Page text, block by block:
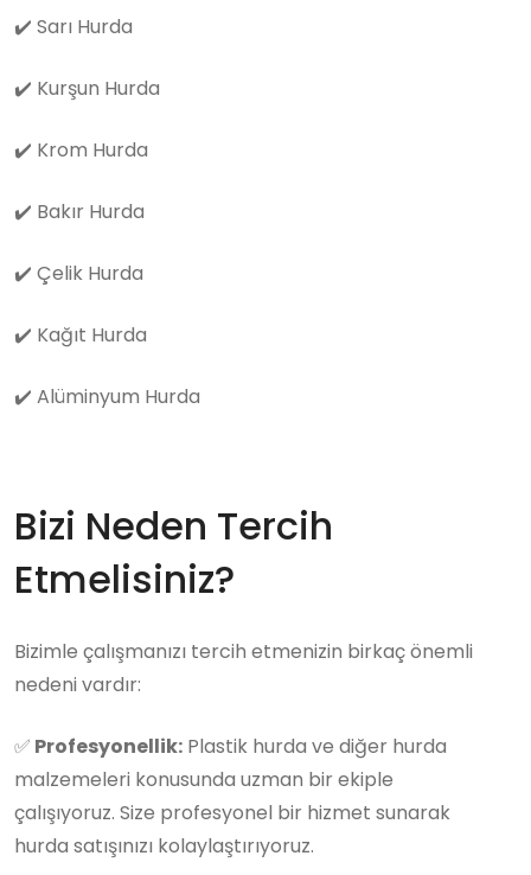
✔️ Sarı Hurda
✔️ Kurşun Hurda
✔️ Krom Hurda
✔️ Bakır Hurda
✔️ Çelik Hurda
✔️ Kağıt Hurda
✔️ Alüminyum Hurda
Bizi Neden Tercih
Etmelisiniz?
Bizimle çalışmanızı tercih etmenizin birkaç önemli
nedeni vardır:
✅ Profesyonellik: Plastik hurda ve diğer hurda
malzemeleri konusunda uzman bir ekiple
çalışıyoruz. Size profesyonel bir hizmet sunarak
hurda satışınızı kolaylaştırıyoruz.